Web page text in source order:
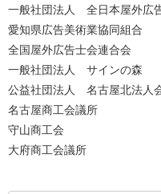
一般社団法人 全日本屋外広
愛知県広告美術業協同組合
全国屋外広告士会連合会
一般社団法人 サインの森
公益社団法人 名古屋北法人
名古屋商工会議所
守山商工会
大府商工会議所